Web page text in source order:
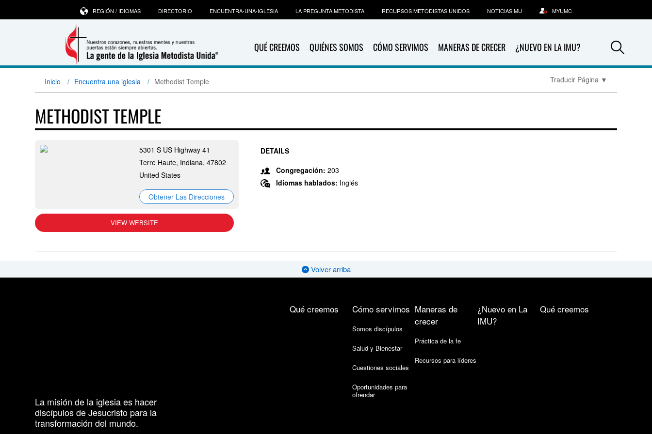
QUÉ CREEMOS QUIÉNES SOMOS CÓMO SERVIMOS MANERAS DE CRECER ¿NUEVO EN LA IMU?
REGIÓN / IDIOMAS DIRECTORIO ENCUENTRA-UNA-IGLESIA LA PREGUNTA METODISTA RECURSOS METODISTAS UNIDOS NOTICIAS MU MYUMC
Inicio Encuentra una iglesia Methodist Temple Traducir Página ▼
METHODIST TEMPLE
5301 S US Highway 41
Terre Haute, Indiana, 47802
United States
Obtener Las Direcciones
VIEW WEBSITE
DETAILS
Congregación: 203
Idiomas hablados: Inglés
Volver arriba
La misión de la iglesia es hacer
discípulos de Jesucristo para la
transformación del mundo.
Qué creemos Cómo servimos
Somos discípulos
Salud y Bienestar
Cuestiones sociales
Oportunidades para
ofrendar
Maneras de
crecer
Práctica de la fe
Recursos para líderes
¿Nuevo en La
IMU?
Qué creemos